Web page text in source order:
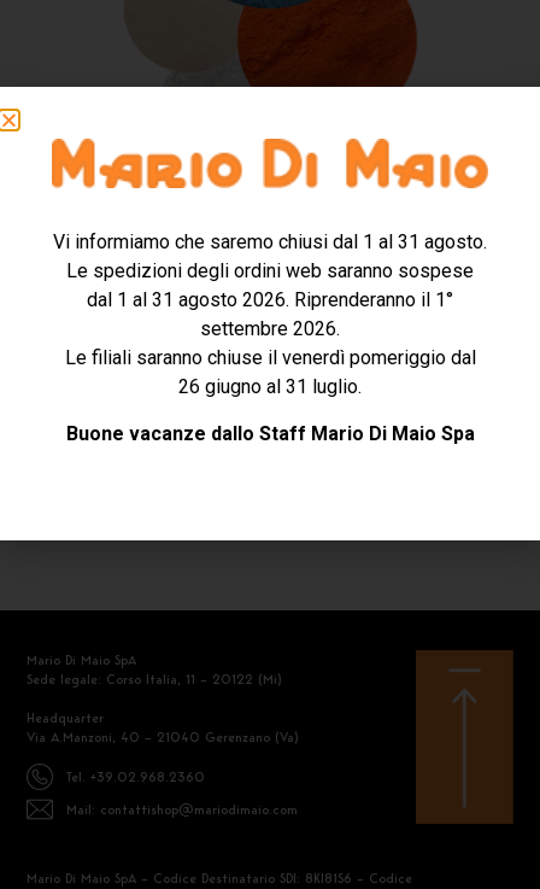
SMALTI COLORATI A CALDO
RICHIEDI INFORMAZIONI
Mario Di Maio SpA
Sede legale: Corso Italia, 11 – 20122 (Mi)
Headquarter
Via A.Manzoni, 40 – 21040 Gerenzano (Va)
Tel. +39.02.968.2360
Mail: contattishop@mariodimaio.com
Mario Di Maio SpA – Codice Destinatario SDI: 8KI81S6 – Codice
Vi informiamo che saremo chiusi dal 1 al 31 agosto.
Le spedizioni degli ordini web saranno sospese
dal 1 al 31 agosto 2026. Riprenderanno il 1°
settembre 2026.
Le filiali saranno chiuse il venerdì pomeriggio dal
26 giugno al 31 luglio.
Buone vacanze dallo Staff Mario Di Maio Spa